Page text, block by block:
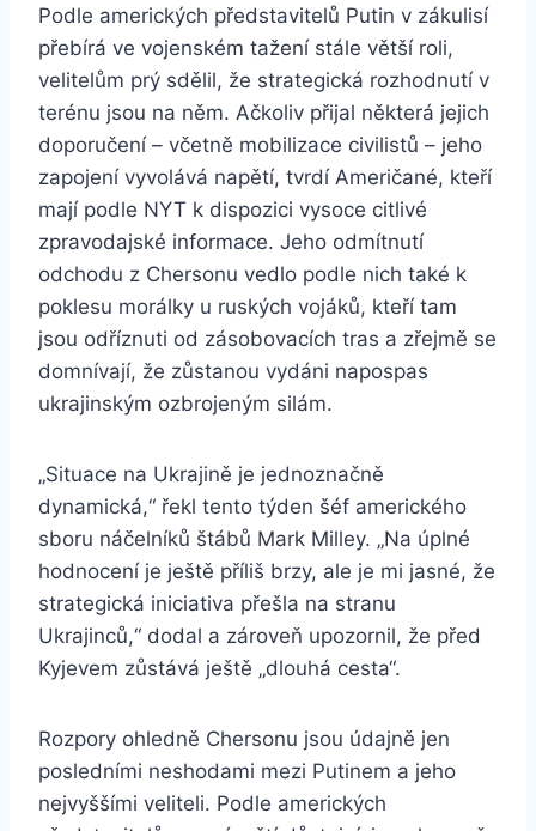
Podle amerických představitelů Putin v zákulisí
přebírá ve vojenském tažení stále větší roli,
velitelům prý sdělil, že strategická rozhodnutí v
terénu jsou na něm. Ačkoliv přijal některá jejich
doporučení – včetně mobilizace civilistů – jeho
zapojení vyvolává napětí, tvrdí Američané, kteří
mají podle NYT k dispozici vysoce citlivé
zpravodajské informace. Jeho odmítnutí
odchodu z Chersonu vedlo podle nich také k
poklesu morálky u ruských vojáků, kteří tam
jsou odříznuti od zásobovacích tras a zřejmě se
domnívají, že zůstanou vydáni napospas
ukrajinským ozbrojeným silám.
„Situace na Ukrajině je jednoznačně
dynamická,“ řekl tento týden šéf amerického
sboru náčelníků štábů Mark Milley. „Na úplné
hodnocení je ještě příliš brzy, ale je mi jasné, že
strategická iniciativa přešla na stranu
Ukrajinců,“ dodal a zároveň upozornil, že před
Kyjevem zůstává ještě „dlouhá cesta“.
Rozpory ohledně Chersonu jsou údajně jen
posledními neshodami mezi Putinem a jeho
nejvyššími veliteli. Podle amerických